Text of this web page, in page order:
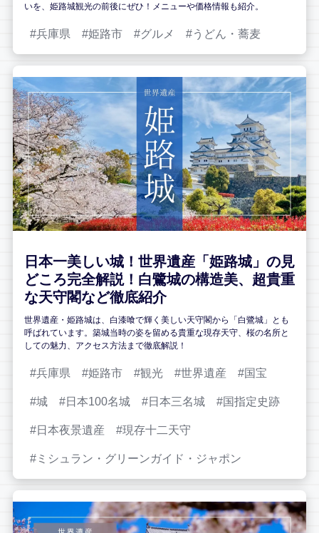
いを、姫路城観光の前後にぜひ！メニューや価格情報も紹介。
兵庫県 姫路市 グルメ うどん・蕎麦
日本一美しい城！世界遺産「姫路城」の見
どころ完全解説！白鷺城の構造美、超貴重
な天守閣など徹底紹介
世界遺産・姫路城は、白漆喰で輝く美しい天守閣から「白鷺城」とも
呼ばれています。築城当時の姿を留める貴重な現存天守、桜の名所と
しての魅力、アクセス方法まで徹底解説！
兵庫県 姫路市 観光 世界遺産 国宝
城 日本100名城 日本三名城 国指定史跡
日本夜景遺産 現存十二天守
ミシュラン・グリーンガイド・ジャポン